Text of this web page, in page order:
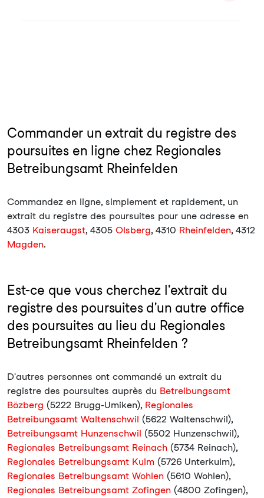
Commander un extrait du registre des
poursuites en ligne chez Regionales
Betreibungsamt Rheinfelden
Commandez en ligne, simplement et rapidement, un
extrait du registre des poursuites pour une adresse en
4303 Kaiseraugst, 4305 Olsberg, 4310 Rheinfelden, 4312
Magden.
Est-ce que vous cherchez l'extrait du
registre des poursuites d'un autre office
des poursuites au lieu du Regionales
Betreibungsamt Rheinfelden ?
D'autres personnes ont commandé un extrait du
registre des poursuites auprès du Betreibungsamt
Bözberg (5222 Brugg-Umiken), Regionales
Betreibungsamt Waltenschwil (5622 Waltenschwil),
Betreibungsamt Hunzenschwil (5502 Hunzenschwil),
Regionales Betreibungsamt Reinach (5734 Reinach),
Regionales Betreibungsamt Kulm (5726 Unterkulm),
Regionales Betreibungsamt Wohlen (5610 Wohlen),
Regionales Betreibungsamt Zofingen (4800 Zofingen),